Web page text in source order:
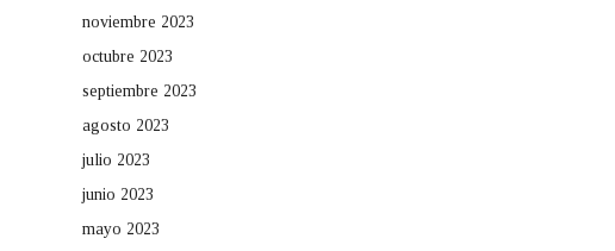
noviembre 2023
octubre 2023
septiembre 2023
agosto 2023
julio 2023
junio 2023
mayo 2023